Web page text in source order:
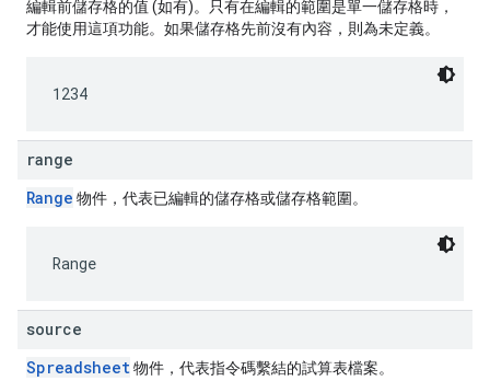
編輯前儲存格的值 (如有)。只有在編輯的範圍是單一儲存格時，
才能使用這項功能。如果儲存格先前沒有內容，則為未定義。
1234
range
Range 物件，代表已編輯的儲存格或儲存格範圍。
Range
source
Spreadsheet物件，代表指令碼繫結的試算表檔案。